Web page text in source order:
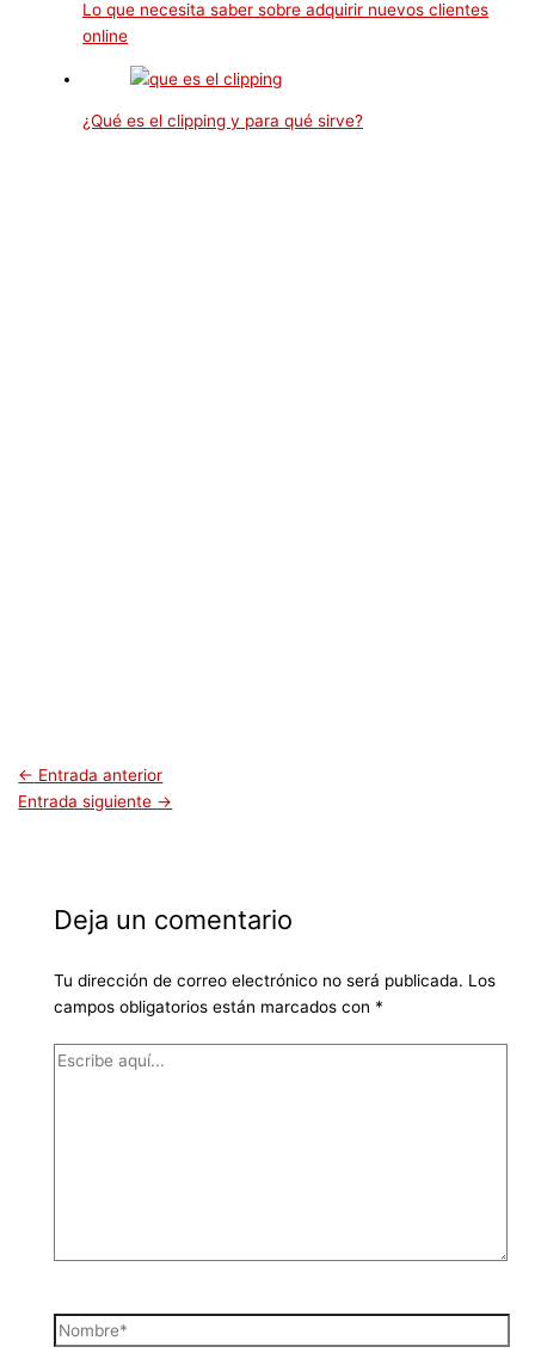
Lo que necesita saber sobre adquirir nuevos clientes
online
¿Qué es el clipping y para qué sirve?
← Entrada anterior
Entrada siguiente →
Deja un comentario
Tu dirección de correo electrónico no será publicada. Los
campos obligatorios están marcados con *
Escribe
Nombre*